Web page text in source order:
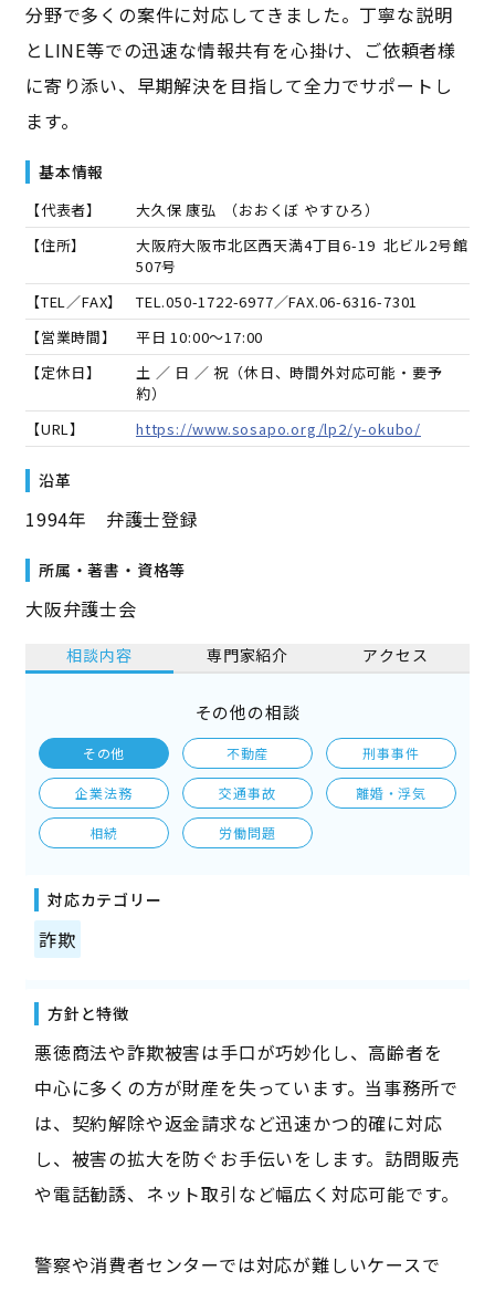
分野で多くの案件に対応してきました。丁寧な説明
とLINE等での迅速な情報共有を心掛け、ご依頼者様
に寄り添い、早期解決を目指して全力でサポートし
ます。
基本情報
【代表者】 大久保 康弘 （おおくぼ やすひろ）
【住所】
大阪府大阪市北区西天満4丁目6-19 北ビル2号館
507号
【TEL／FAX】
TEL.050-1722-6977／FAX.06-6316-7301
【営業時間】
平日 10:00～17:00
【定休日】
土 ／ 日 ／ 祝（休日、時間外対応可能・要予
約）
【URL】
https://www.sosapo.org/lp2/y-okubo/
沿革
1994年 弁護士登録
所属・著書・資格等
大阪弁護士会
相談内容 専門家紹介 アクセス
その他の相談
その他 不動産 刑事事件
企業法務 交通事故 離婚・浮気
相続 労働問題
対応カテゴリー
詐欺
方針と特徴
悪徳商法や詐欺被害は手口が巧妙化し、高齢者を
中心に多くの方が財産を失っています。当事務所で
は、契約解除や返金請求など迅速かつ的確に対応
し、被害の拡大を防ぐお手伝いをします。訪問販売
や電話勧誘、ネット取引など幅広く対応可能です。
警察や消費者センターでは対応が難しいケースで